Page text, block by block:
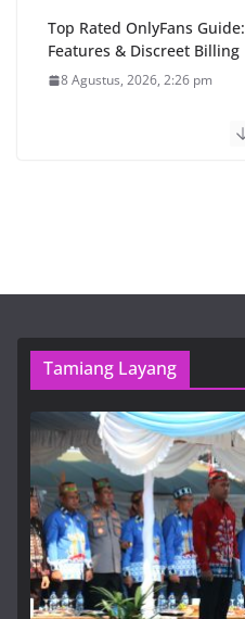
Top Rated OnlyFans
Features & Discreet Billing
8 Agustus, 2026, 2:26 pm
1xbet Official Site APK
Players
8 Agustus, 2026, 5:42 pm
Tamiang Layang